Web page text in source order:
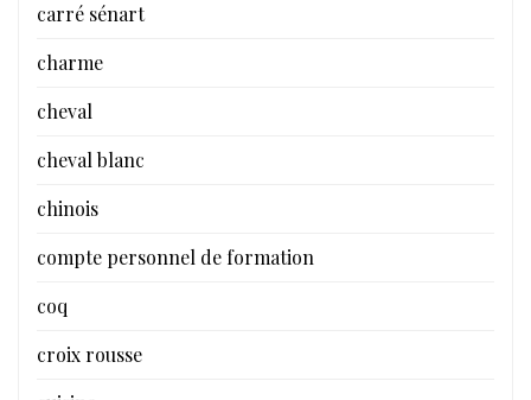
carré sénart
charme
cheval
cheval blanc
chinois
compte personnel de formation
coq
croix rousse